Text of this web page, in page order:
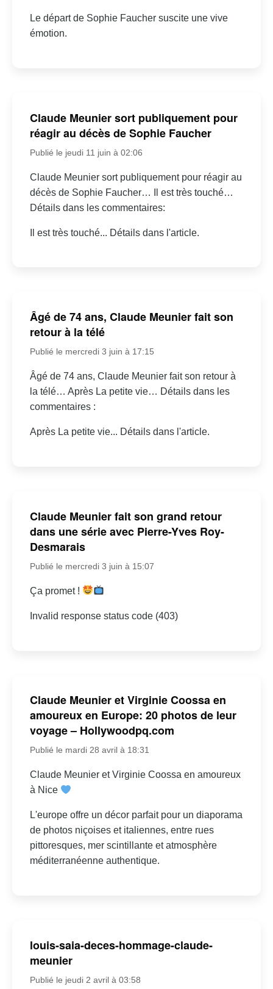
Le départ de Sophie Faucher suscite une vive
émotion.
Claude Meunier sort publiquement pour
réagir au décès de Sophie Faucher
Publié le jeudi 11 juin à 02:06
Claude Meunier sort publiquement pour réagir au
décès de Sophie Faucher… Il est très touché…
Détails dans les commentaires:
Il est très touché... Détails dans l'article.
Âgé de 74 ans, Claude Meunier fait son
retour à la télé
Publié le mercredi 3 juin à 17:15
Âgé de 74 ans, Claude Meunier fait son retour à
la télé… Après La petite vie… Détails dans les
commentaires :
Après La petite vie... Détails dans l'article.
Claude Meunier fait son grand retour
dans une série avec Pierre-Yves Roy-
Desmarais
Publié le mercredi 3 juin à 15:07
Ça promet !
Invalid response status code (403)
Claude Meunier et Virginie Coossa en
amoureux en Europe: 20 photos de leur
voyage – Hollywoodpq.com
Publié le mardi 28 avril à 18:31
Claude Meunier et Virginie Coossa en amoureux
à Nice
L'europe offre un décor parfait pour un diaporama
de photos niçoises et italiennes, entre rues
pittoresques, mer scintillante et atmosphère
méditerranéenne authentique.
louis-saia-deces-hommage-claude-
meunier
Publié le jeudi 2 avril à 03:58